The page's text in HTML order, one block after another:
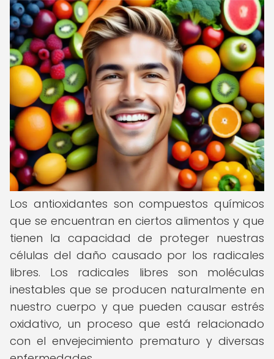
Los antioxidantes son compuestos químicos
que se encuentran en ciertos alimentos y que
tienen la capacidad de proteger nuestras
células del daño causado por los radicales
libres. Los radicales libres son moléculas
inestables que se producen naturalmente en
nuestro cuerpo y que pueden causar estrés
oxidativo, un proceso que está relacionado
con el envejecimiento prematuro y diversas